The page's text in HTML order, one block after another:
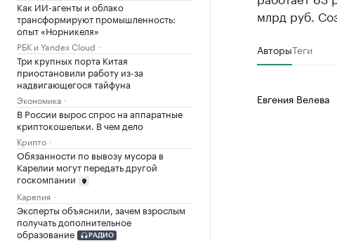
Как ИИ-агенты и облако
трансформируют промышленность:
опыт «Норникеля»
РБК и Yandex Cloud
Три крупных порта Китая
приостановили работу из-за
надвигающегося тайфуна
Экономика
В России вырос спрос на аппаратные
криптокошельки. В чем дело
Крипто
Обязанности по вывозу мусора в
Карелии могут передать другой
госкомпании
Карелия
Эксперты объяснили, зачем взрослым
получать дополнительное
образование
РАДИО
млрд руб.
АвторыТеги
Евгения Велева